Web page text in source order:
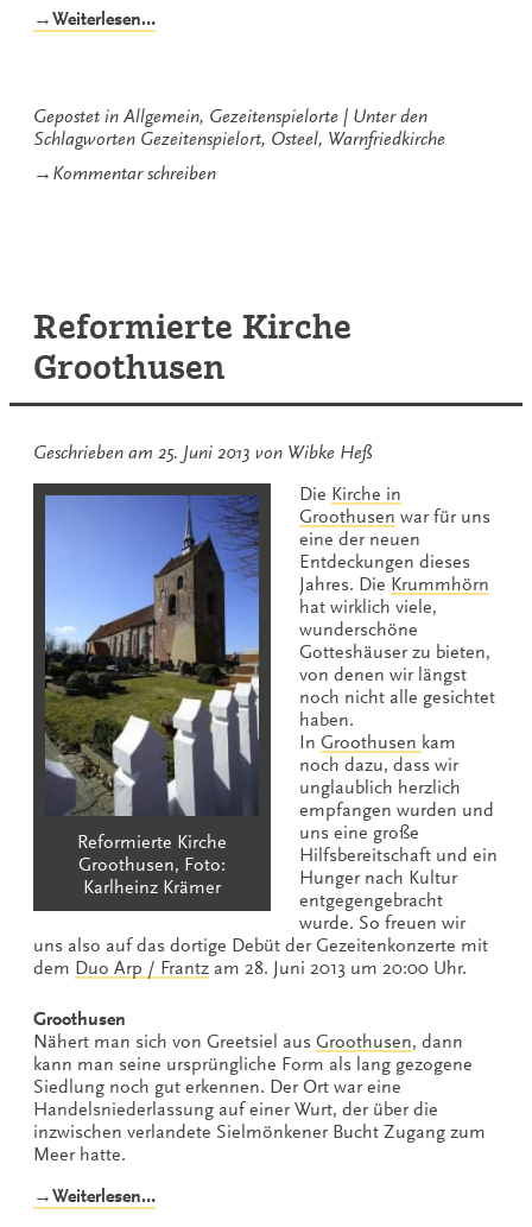
→Weiterlesen…„Warnfriedkirche
Gepostet in Allgemein, Gezeitenspielorte
Unter den
Schlagworten Gezeitenspielort, Osteel, Warnfriedkirche
→ Kommentar schreibenzu
Reformierte Kirche
Groothusen
Geschrieben am 25. Juni 2013 von Wibke Heß
Reformierte Kirche
Groothusen, Foto:
Karlheinz Krämer
Die Kirche in
Groothusen war für uns
eine der neuen
Entdeckungen dieses
Jahres. Die Krummhörn
hat wirklich viele,
wunderschöne
Gotteshäuser zu bieten,
von denen wir längst
noch nicht alle gesichtet
haben.
In Groothusen kam
noch dazu, dass wir
unglaublich herzlich
empfangen wurden und
uns eine große
Hilfsbereitschaft und ein
Hunger nach Kultur
entgegengebracht
wurde. So freuen wir
uns also auf das dortige Debüt der Gezeitenkonzerte mit
dem Duo Arp / Frantz am 28. Juni 2013 um 20:00 Uhr.
Groothusen
Nähert man sich von Greetsiel aus Groothusen, dann
kann man seine ursprüngliche Form als lang gezogene
Siedlung noch gut erkennen. Der Ort war eine
Handelsniederlassung auf einer Wurt, der über die
inzwischen verlandete Sielmönkener Bucht Zugang zum
Meer hatte.
→Weiterlesen…„Reformierte